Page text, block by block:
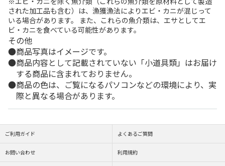
された加工品も含む）は、漁獲漁法によりエビ・カニが混じって
いる場合があります。 また、これらの魚介類は、エサとしてエ
ビ・カニを食べている可能性があります。
その他
商品写真はイメージです。
商品内容として記載されていない「小道具類」はお届け
する商品に含まれておりません。
商品の色は、ご覧になるパソコンなどの環境により、実
際と異なる場合があります。
ご利用ガイド よくあるご質問
お問い合わせ 利用規約